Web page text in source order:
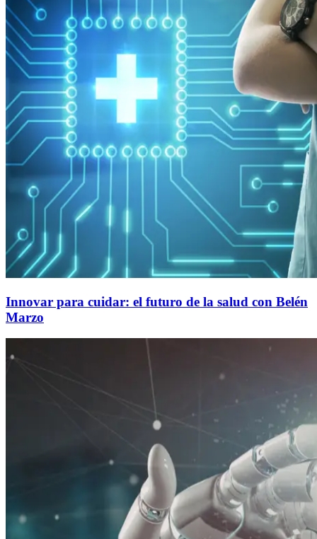
Innovar para cuidar: el futuro de la salud con Belén
Marzo